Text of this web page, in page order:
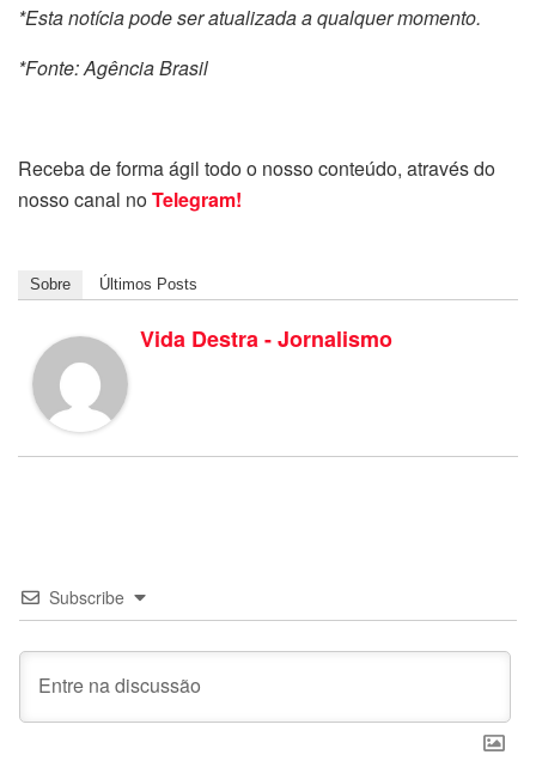
*Esta notícia pode ser atualizada a qualquer momento.
*Fonte: Agência Brasil
Receba de forma ágil todo o nosso conteúdo, através do
nosso canal noTelegram!
Sobre Últimos Posts
Vida Destra - Jornalismo
Subscribe